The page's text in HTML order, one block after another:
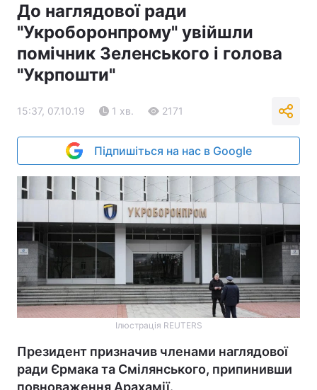
До наглядової ради
"Укроборонпрому" увійшли
помічник Зеленського і голова
"Укрпошти"
15:37, 07.10.19 1 хв. 2171
Підпишіться на нас в Google
Ілюстрація REUTERS
Президент призначив членами наглядової
ради Єрмака та Смілянського, припинивши
повноваження Арахамії.